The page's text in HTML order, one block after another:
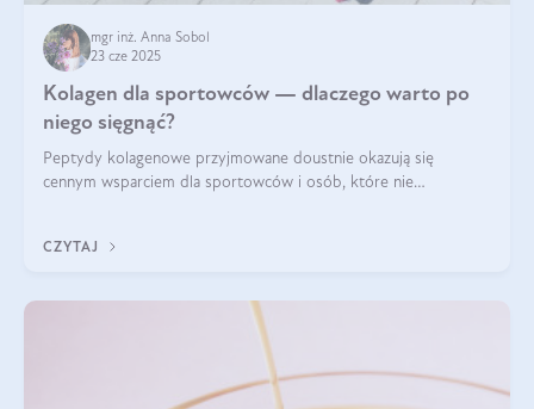
mgr inż. Anna Sobol
23 cze 2025
Kolagen dla sportowców — dlaczego warto po
niego sięgnąć?
Peptydy kolagenowe przyjmowane doustnie okazują się
cennym wsparciem dla sportowców i osób, które nie
CZYTAJ